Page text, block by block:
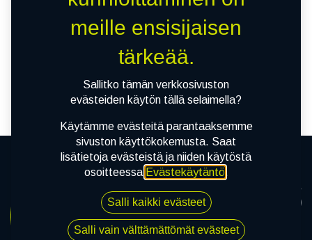
Emme löytäneet yhtään
tuotetta!
meille ensisijaisen
tärkeää.
Sallitko tämän verkkosivuston
evästeiden käytön tällä selaimella?
Käytämme evästeitä parantaaksemme
sivuston käyttökokemusta. Saat
lisätietoja evästeistä ja niiden käytöstä
osoitteessa Evästekäytäntö.
Salli kaikki evästeet
Salli vain välttämättömät evästeet